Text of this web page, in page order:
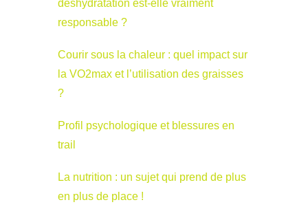
déshydratation est-elle vraiment
responsable ?
Courir sous la chaleur : quel impact sur
la VO2max et l’utilisation des graisses
?
Profil psychologique et blessures en
trail
La nutrition : un sujet qui prend de plus
en plus de place !